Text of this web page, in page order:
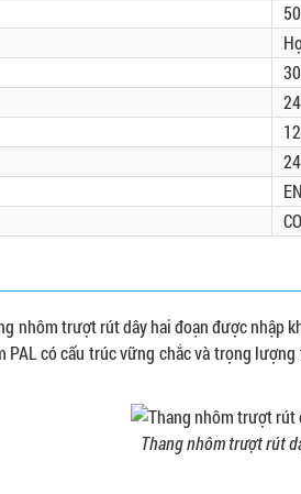
nhôm trượt rút dây hai đoạn được nhập
PAL có cấu trúc vững chắc và trọng
Thang nhôm trượt rút